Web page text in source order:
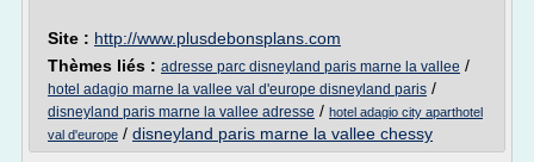
Site : http://www.plusdebonsplans.com
Thèmes liés : adresse parc disneyland paris marne la vallee /
hotel adagio marne la vallee val d'europe disneyland paris /
disneyland paris marne la vallee adresse / hotel adagio city aparthotel
val d'europe / disneyland paris marne la vallee chessy